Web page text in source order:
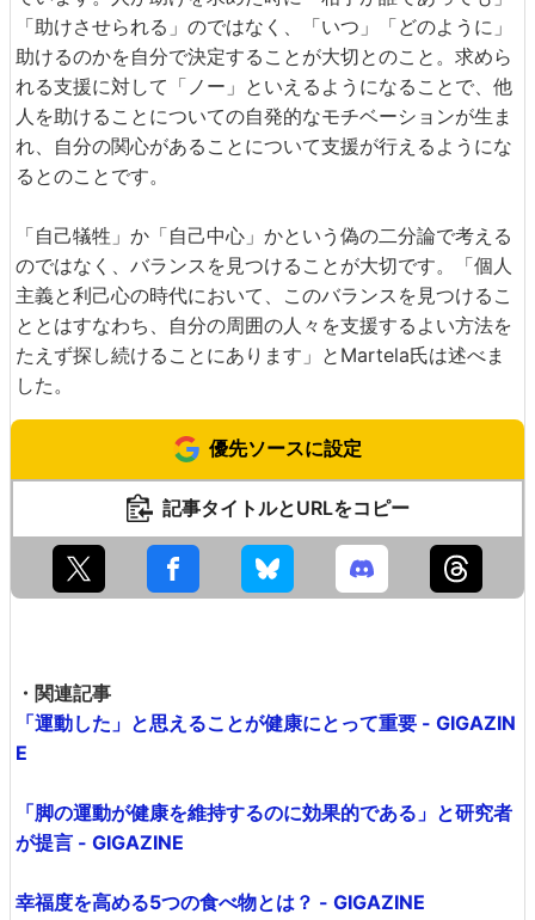
「助けさせられる」のではなく、「いつ」「どのように」
助けるのかを自分で決定することが大切とのこと。求めら
れる支援に対して「ノー」といえるようになることで、他
人を助けることについての自発的なモチベーションが生ま
れ、自分の関心があることについて支援が行えるようにな
るとのことです。
「自己犠牲」か「自己中心」かという偽の二分論で考える
のではなく、バランスを見つけることが大切です。「個人
主義と利己心の時代において、このバランスを見つけるこ
ととはすなわち、自分の周囲の人々を支援するよい方法を
たえず探し続けることにあります」とMartela氏は述べま
した。
優先ソースに設定
記事タイトルとURLをコピー
・関連記事
「運動した」と思えることが健康にとって重要 - GIGAZIN
E
「脚の運動が健康を維持するのに効果的である」と研究者
が提言 - GIGAZINE
幸福度を高める5つの食べ物とは？ - GIGAZINE